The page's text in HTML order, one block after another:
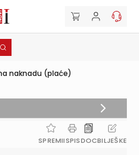
naknadu (plaće)
SPREMIISPISDOCBILJEŠKE